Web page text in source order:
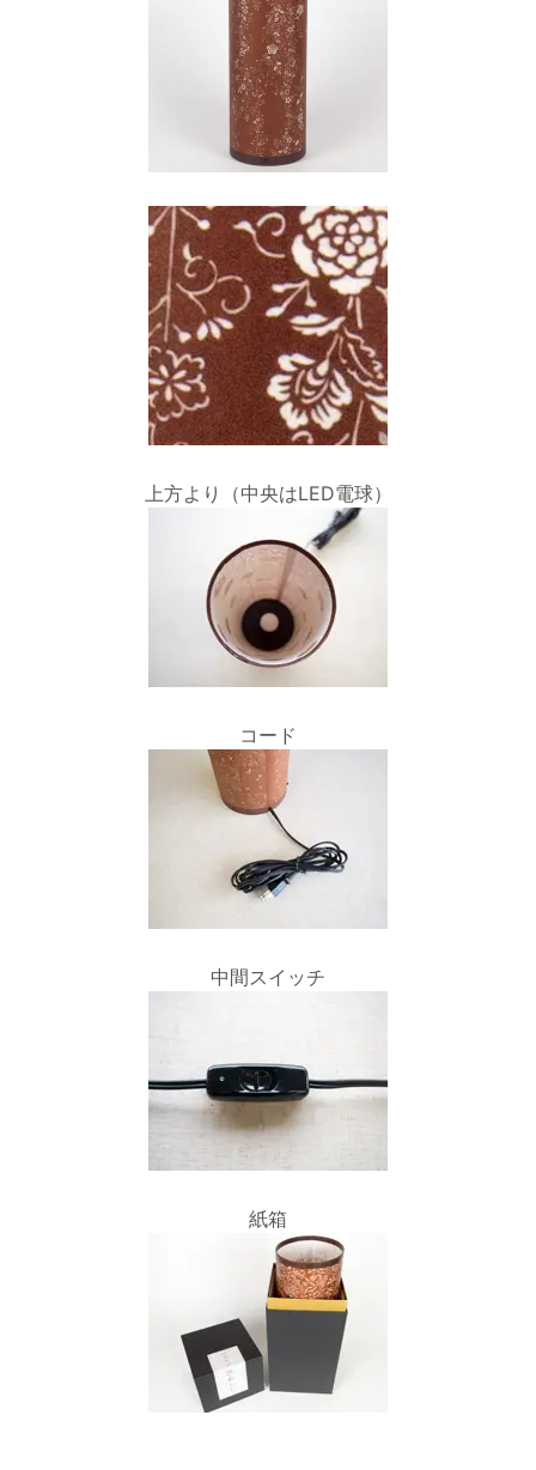
上方より（中央はLED電球）
コード
中間スイッチ
紙箱